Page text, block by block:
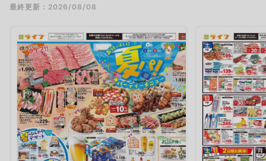
最終更新：2026/08/08